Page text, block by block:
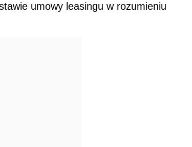
umowy leasingu w rozumieniu